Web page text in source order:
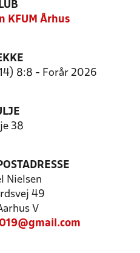
KFUM Århus
8:8 - Forår 2026
38
Nielsen
49
V